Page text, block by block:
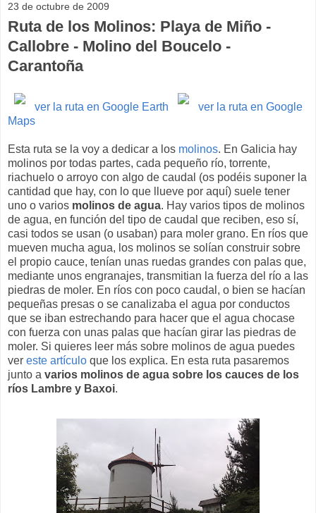
23 de octubre de 2009
Ruta de los Molinos: Playa de Miño -
Callobre - Molino del Boucelo -
Carantoña
ver la ruta en Google Earth
ver la ruta en Google
Maps
Esta ruta se la voy a dedicar a los molinos. En Galicia hay
molinos por todas partes, cada pequeño río, torrente,
riachuelo o arroyo con algo de caudal (os podéis suponer la
cantidad que hay, con lo que llueve por aquí) suele tener
uno o varios molinos de agua. Hay varios tipos de molinos
de agua, en función del tipo de caudal que reciben, eso sí,
casi todos se usan (o usaban) para moler grano. En ríos que
mueven mucha agua, los molinos se solían construir sobre
el propio cauce, tenían unas ruedas grandes con palas que,
mediante unos engranajes, transmitian la fuerza del río a las
piedras de moler. En ríos con poco caudal, o bien se hacían
pequeñas presas o se canalizaba el agua por conductos
que se iban estrechando para hacer que el agua chocase
con fuerza con unas palas que hacían girar las piedras de
moler. Si quieres leer más sobre molinos de agua puedes
ver este artículo que los explica. En esta ruta pasaremos
junto a varios molinos de agua sobre los cauces de los
ríos Lambre y Baxoi.